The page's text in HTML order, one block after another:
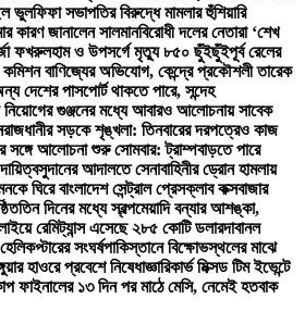
ভুলফিফা সভাপতির বিরুদ্ধে মামলার হুঁশিয়ারি
কারণ জানালেন সালমানবিরোধী দলের নেতারা ‘শেখ
ফখরুলহাম ও উপসর্গে মৃত্যু ৮৫০ ছুঁইছুঁইপূর্ব রেলের
কমিশন বাণিজ্যের অভিযোগ, কেন্দ্রে প্রকৌশলী তারেক
দেশের পাসপোর্ট থাকতে পারে, সন্দেহ
গুঞ্জনের মধ্যে আবারও আলোচনায় সাবেক
রাজধানীর সড়কে শৃঙ্খলা: তিনবারের দরপত্রেও কাজ
সঙ্গে আলোচনা শুরু সোমবার: ট্রাম্পবাড়তে পারে
সুদানের আদালতে সেনাবাহিনীর ড্রোন হামলায়
ঘিরে বাংলাদেশ সেন্ট্রাল প্রেসক্লাব কক্সবাজার
তিন দিনের মধ্যে স্বল্পমেয়াদি বন্যার আশঙ্কা,
রেমিট্যান্স এসেছে ২৮৫ কোটি ডলারদাবানল
সংঘর্ষপাকিস্তানে বিক্ষোভস্থলের মাঝে
হাওরে প্রবেশে নিষেধাজ্ঞারিকার্ভ মিক্সড টিম ইভেন্টে
ফাইনালের ১৩ দিন পর মাঠে মেসি, নেমেই হতবাক